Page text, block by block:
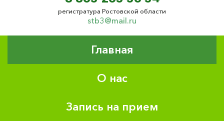
регистратура Ростовской области
stb3@mail.ru
Главная
О нас
Запись на прием